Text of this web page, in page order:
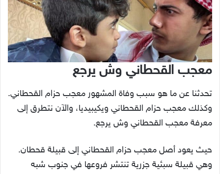
معجب القحطاني وش يرجع
تحدثنا عن ما هو سبب وفاة المشهور معجب حزام القحطاني.
وكذلك معجب حزام القحطاني ويكيبيديا، والآن نتطرق إلى
معرفة معجب القحطاني وش يرجع.
حيث يعود أصل معجب حزام القحطاني إلى قبيلة قحطان.
وهي قبيلة سبئية جزرية تنتشر فروعها في جنوب شبه